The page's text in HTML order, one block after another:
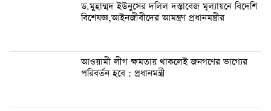
ড.মুহাম্মদ ইউনুসের দলিল দস্তাবেজ মূল্যায়নে বিদেশি
বিশেষজ্ঞ,আইনজীবীদের আমন্ত্রণ প্রধানমন্ত্রীর
আওয়ামী লীগ ক্ষমতায় থাকলেই জনগণের ভাগ্যের
পরিবর্তন হবে : প্রধানমন্ত্রী